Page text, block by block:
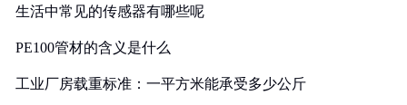
生活中常见的传感器有哪些呢
PE100管材的含义是什么
工业厂房载重标准：一平方米能承受多少公斤